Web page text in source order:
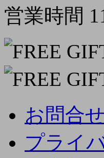
営業時間
お問合せ
プライ